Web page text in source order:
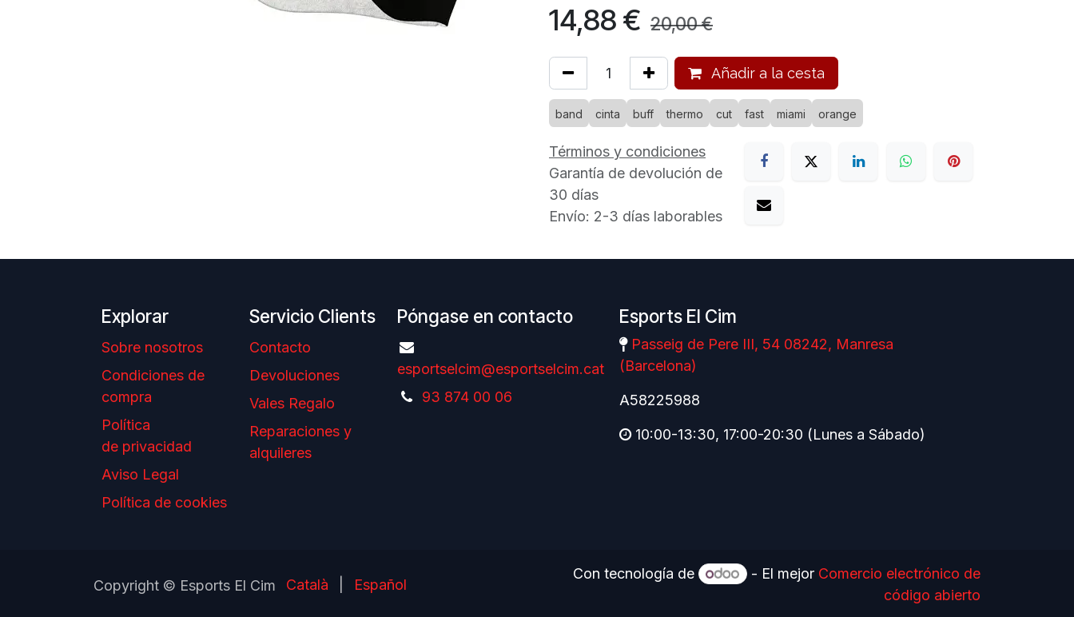
14,88 € 20,00€
Añadir a la cesta
band cinta buff thermo cut fast miami orange
Términos y condiciones
Garantía de devolución de
30 días
Envío: 2-3 días laborables
Explorar
Sobre nosotros
Condiciones de
compra
Política
de privacidad
Aviso Legal
Política de cookies
Servicio Clients
Contacto
Devoluciones
Vales Regalo
Reparaciones y
alquileres
Esports El Cim
Passeig de Pere III, 54 08242, Manresa
(Barcelona)
A58225988
10:00-13:30, 17:00-20:30 (Lunes a Sábado)
Póngase en contacto
esportselcim@esportselcim.cat
93 874 00 06
Copyright © Esports El Cim Català Español
Con tecnología de - El mejor Comercio electrónico de
código abierto